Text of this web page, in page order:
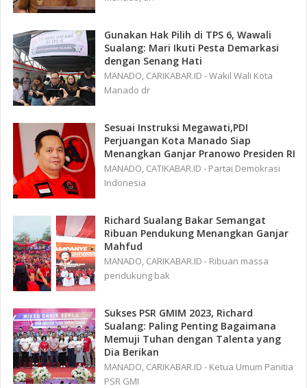
Gunakan Hak Pilih di TPS 6, Wawali
Sualang: Mari Ikuti Pesta Demarkasi
dengan Senang Hati
MANADO, CARIKABAR.ID - Wakil Wali Kota
Manado dr
Sesuai Instruksi Megawati,PDI
Perjuangan Kota Manado Siap
Menangkan Ganjar Pranowo Presiden RI
MANADO, CATIKABAR.ID - Partai Demokrasi
Indonesia
Richard Sualang Bakar Semangat
Ribuan Pendukung Menangkan Ganjar
Mahfud
MANADO, CARIKABAR.ID - Ribuan massa
pendukung bak
Sukses PSR GMIM 2023, Richard
Sualang: Paling Penting Bagaimana
Memuji Tuhan dengan Talenta yang
Dia Berikan
MANADO, CARIKABAR.ID - Ketua Umum Panitia
PSR GMI